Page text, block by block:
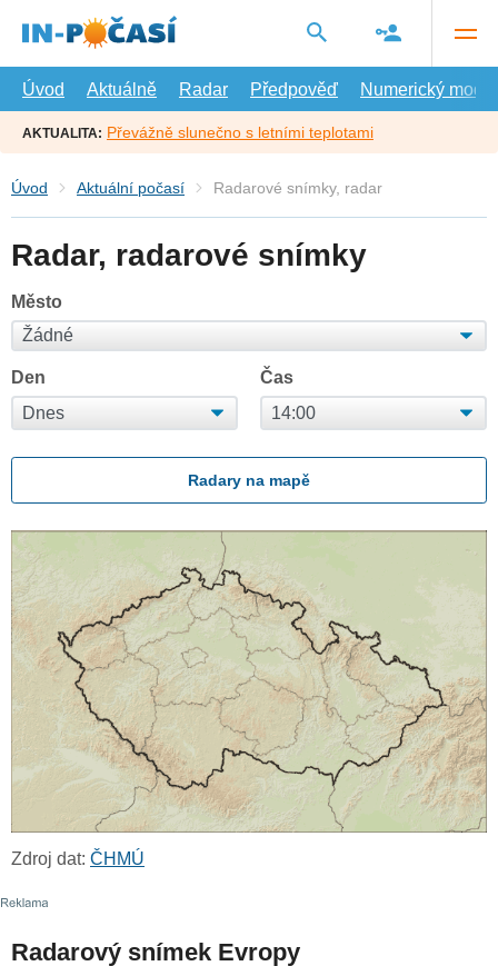
hlavní
Úvod
Aktuálně Radar Předpověď Numerický model
AKTUALITA: Převážně slunečno s letními teplotami
Úvod Aktuální počasí Radarové snímky, radar
Radar, radarové snímky
Město
Den Čas
Radary na mapě
Zdroj dat: ČHMÚ
Radarový snímek Evropy